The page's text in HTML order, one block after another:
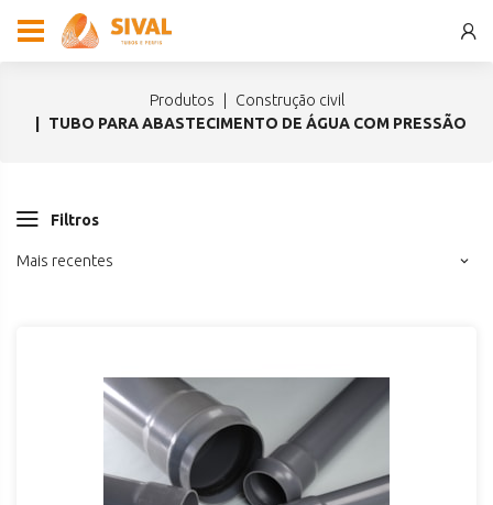
produtos
construção civil
TUBO PARA ABASTECIMENTO DE ÁGUA COM PRESSÃO
Filtros
Mais recentes